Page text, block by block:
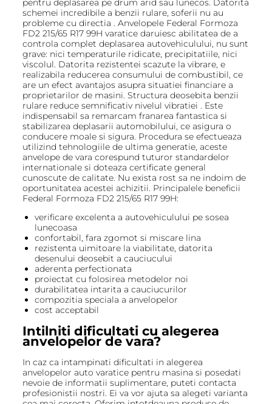
pentru deplasarea pe drum arid sau lunecos. Datorita
schemei incredibile a benzii rulare, soferii nu au
probleme cu directia . Anvelopele Federal Formoza
FD2 215/65 R17 99H varatice daruiesc abilitatea de a
controla complet deplasarea autovehiculului, nu sunt
grave: nici temperaturile ridicate, precipitatiile, nici
viscolul. Datorita rezistentei scazute la vibrare, e
realizabila reducerea consumului de combustibil, ce
are un efect avantajos asupra situatiei financiare a
proprietarilor de masini. Structura deosebita benzii
rulare reduce semnificativ nivelul vibratiei . Este
indispensabil sa remarcam franarea fantastica si
stabilizarea deplasarii automobilului, ce asigura o
conducere moale si sigura. Procedura se efectueaza
utilizind tehnologiile de ultima generatie, aceste
anvelope de vara corespund tuturor standardelor
internationale si doteaza certificate general
cunoscute de calitate. Nu exista rost sa ne indoim de
oportunitatea acestei achizitii. Principalele beneficii
Federal Formoza FD2 215/65 R17 99H:
verificare excelenta a autovehiculului pe sosea
lunecoasa
confortabil, fara zgomot si miscare lina
rezistenta uimitoare la viabilitate, datorita
desenului deosebit a cauciucului
aderenta perfectionata
proiectat cu folosirea metodelor noi
durabilitatea intarita a cauciucurilor
compozitia speciala a anvelopelor
cost acceptabil
Intilniti dificultati cu alegerea
anvelopelor de vara?
In caz ca intampinati dificultati in alegerea
anvelopelor auto varatice pentru masina si posedati
nevoie de informatii suplimentare, puteti contacta
profesionistii nostri. Ei va vor ajuta sa alegeti varianta